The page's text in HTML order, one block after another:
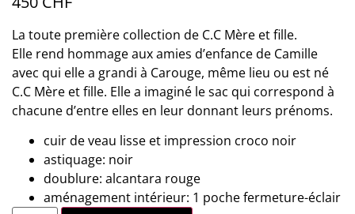
La toute première collection de C.C Mère et fille.
Elle rend hommage aux amies d’enfance de Camille
avec qui elle a grandi à Carouge, même lieu ou est né
C.C Mère et fille. Elle a imaginé le sac qui correspond à
chacune d’entre elles en leur donnant leurs prénoms.
cuir de veau lisse et impression croco noir
astiquage: noir
doublure: alcantara rouge
aménagement intérieur: 1 poche fermeture-éclair